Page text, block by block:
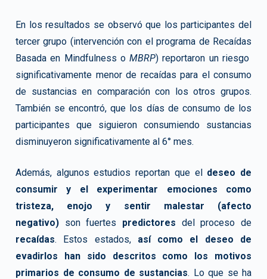
En los resultados se observó que los participantes del
tercer grupo (intervención con el programa de Recaídas
Basada en Mindfulness oMBRP) reportaron un riesgo
significativamente menor de recaídas para el consumo
de sustancias en comparación con los otros grupos.
También se encontró, que los días de consumo de los
participantes que siguieron consumiendo sustancias
disminuyeron significativamente al 6° mes.
Además, algunos estudios reportan que el deseo de
consumir y el experimentar emociones como
tristeza, enojo y sentir malestar (afecto
negativo) son fuertes predictores del proceso de
recaídas. Estos estados, así como el deseo de
evadirlos han sido descritos como los motivos
primarios de consumo de sustancias. Lo que se ha